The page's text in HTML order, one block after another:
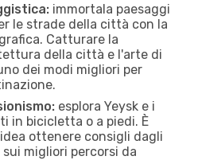
immortala paesaggi
le strade della città con la
Catturare la
della città e l'arte di
dei modi migliori per
esplora Yeysk e i
in bicicletta o a piedi. È
ottenere consigli dagli
migliori percorsi da